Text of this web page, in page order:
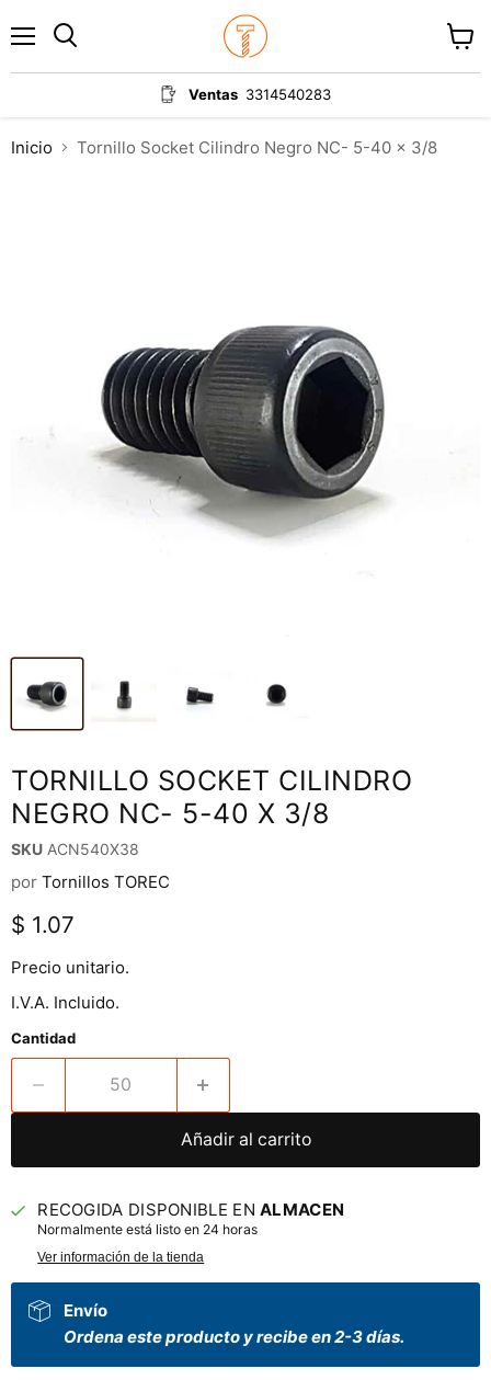
Ventas 3314540283
carrito
Inicio Tornillo Socket Cilindro Negro NC- 5-40 x 3/8
TORNILLO SOCKET CILINDRO
NEGRO NC- 5-40 X 3/8
SKU ACN540X38
por Tornillos TOREC
Precio actual
$ 1.07
Precio unitario.
I.V.A. Incluido.
Cantidad
Añadir al carrito
RECOGIDA DISPONIBLE ENALMACEN
Normalmente está listo en 24 horas
Ver información de la tienda
Envío
Ordena este producto y recibe en 2-3 días.